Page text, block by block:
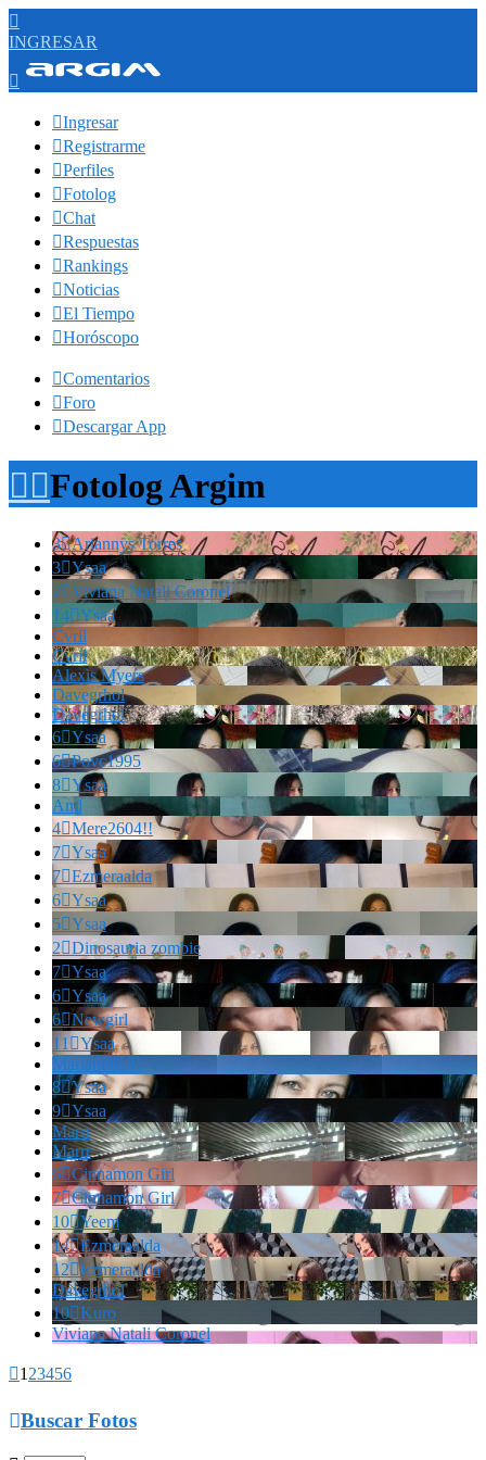

INGRESAR

Ingresar
Registrarme
Perfiles
Fotolog
Chat
Respuestas
Rankings
Noticias
El Tiempo
Horóscopo
Comentarios
Foro
Descargar App
Fotolog Argim
3Ariannys Torres
3Ysaa
2Viviana Natali Coronel
14Ysaa
Cvril
Cvril
Alexis Myers
Davegrhol
Davegrhol
6Ysaa
6Povc1995
8Ysaa
And
4Mere2604!!
7Ysaa
7Ezmeraalda
6Ysaa
5Ysaa
2Dinosauria zombie
7Ysaa
6Ysaa
6Newgirl
11 Ysaa
Marianella!!!
8Ysaa
9Ysaa
Marrr
Marrr
6Cinnamon Girl
7Cinnamon Girl
10Yeem
14Ezmeraalda
12Ezmeraalda
Davegrhol
10Kuro
Viviana Natali Coronel
1 23456
Buscar Fotos